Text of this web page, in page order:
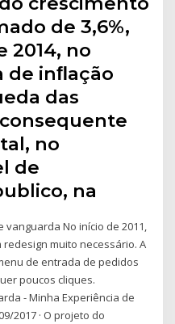
de 3,6%,
2014, no
de inﬂação
das
no
de
na
vanguarda No início de 2011,
muito necessário. A
de entrada de pedidos
poucos cliques.
- Minha Experiência de
2017 · O projeto do